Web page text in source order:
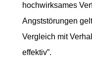
hochwirksames
Angststörungen
Vergleich mit
effektiv”.